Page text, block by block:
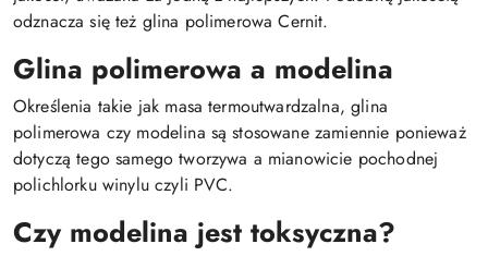
odznacza się też glina polimerowa Cernit.
Glina polimerowa a modelina
Określenia takie jak masa termoutwardzalna, glina
polimerowa czy modelina są stosowane zamiennie ponieważ
dotyczą tego samego tworzywa a mianowicie pochodnej
polichlorku winylu czyli PVC.
Czy modelina jest toksyczna?